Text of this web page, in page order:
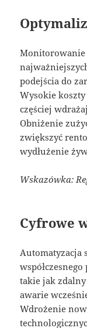
Monitorowanie
podejścia do
Wysokie
częściej
Obniżenie
zwiększyć
wydłużenie
Wskazówka:
Cyfrowe
Automatyzacja
takie jak
awarie
Wdrożenie